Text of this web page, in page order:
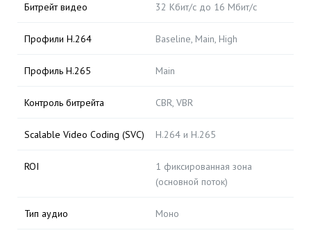
Битрейт видео 32 Кбит/с до 16 Мбит/с
Профили H.264 Baseline, Main, High
Профиль H.265 Main
Контроль битрейта CBR, VBR
Scalable Video Coding (SVC) H.264 и H.265
ROI
1 фиксированная зона
(основной поток)
Тип аудио Моно